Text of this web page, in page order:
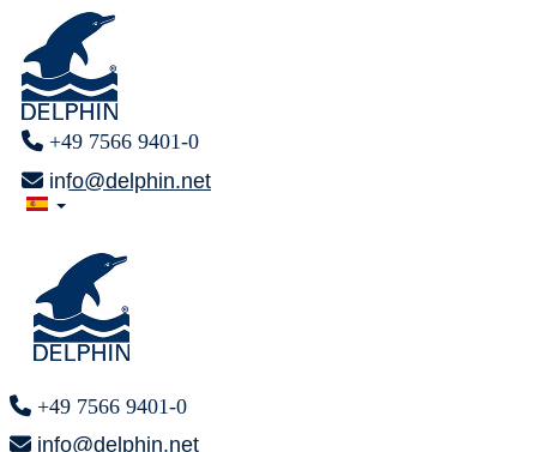
+49 7566 9401-0
info@delphin.net
+49 7566 9401-0
info@delphin.net